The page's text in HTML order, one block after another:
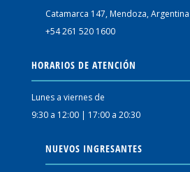
Catamarca 147, Mendoza, Argentina
+54 261 520 1600
HORARIOS DE ATENCIÓN
Lunes a viernes de
9:30 a 12:00 | 17:00 a 20:30
NUEVOS INGRESANTES